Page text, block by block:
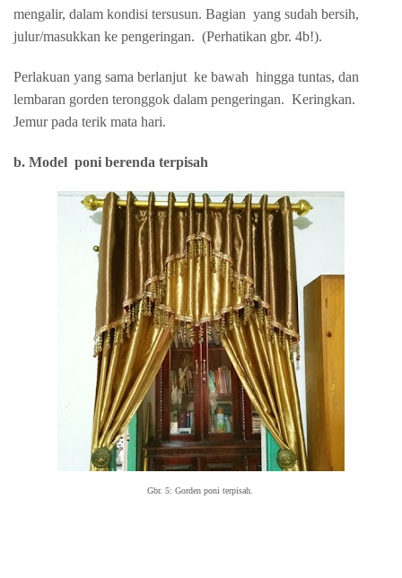
mengalir, dalam kondisi tersusun. Bagian yang sudah bersih,
julur/masukkan ke pengeringan. (Perhatikan gbr. 4b!).
Perlakuan yang sama berlanjut ke bawah hingga tuntas, dan
lembaran gorden teronggok dalam pengeringan. Keringkan.
Jemur pada terik mata hari.
b. Model poni berenda terpisah
Gbr. 5: Gorden poni terpisah.